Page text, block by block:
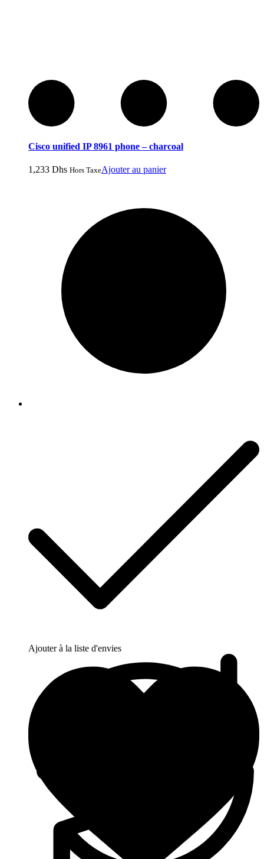
Cisco unified IP 8961 phone – charcoal
1,233 Dhs Hors TaxeAjouter au panier
Ajouter à la liste d'envies